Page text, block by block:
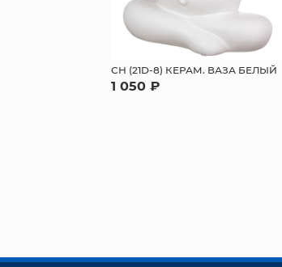
СН (21D-8) КЕРАМ. ВАЗА БЕЛЫЙ
1 050 ₽